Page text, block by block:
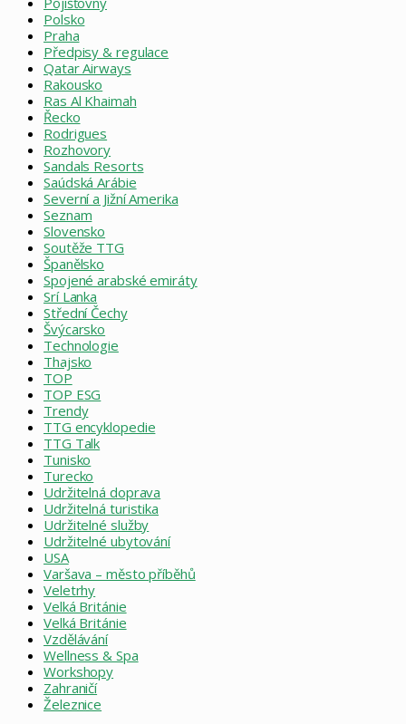
Polsko
Praha
Předpisy & regulace
Qatar Airways
Rakousko
Ras Al Khaimah
Řecko
Rodrigues
Rozhovory
Sandals Resorts
Saúdská Arábie
Severní a Jižní Amerika
Seznam
Slovensko
Soutěže TTG
Španělsko
Spojené arabské emiráty
Srí Lanka
Střední Čechy
Švýcarsko
Technologie
Thajsko
TOP
TOP ESG
Trendy
TTG encyklopedie
TTG Talk
Tunisko
Turecko
Udržitelná doprava
Udržitelná turistika
Udržitelné služby
Udržitelné ubytování
USA
Varšava – město příběhů
Veletrhy
Velká Británie
Velká Británie
Vzdělávání
Wellness & Spa
Workshopy
Zahraničí
Železnice